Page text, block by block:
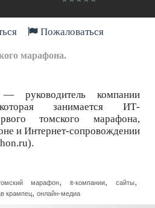
Пожаловаться
марафона.
руководитель компании
занимается ИТ-
томского марафона,
и Интернет-сопровождении
марафон, it-компании, сайты,
крампец, онлайн-медиа